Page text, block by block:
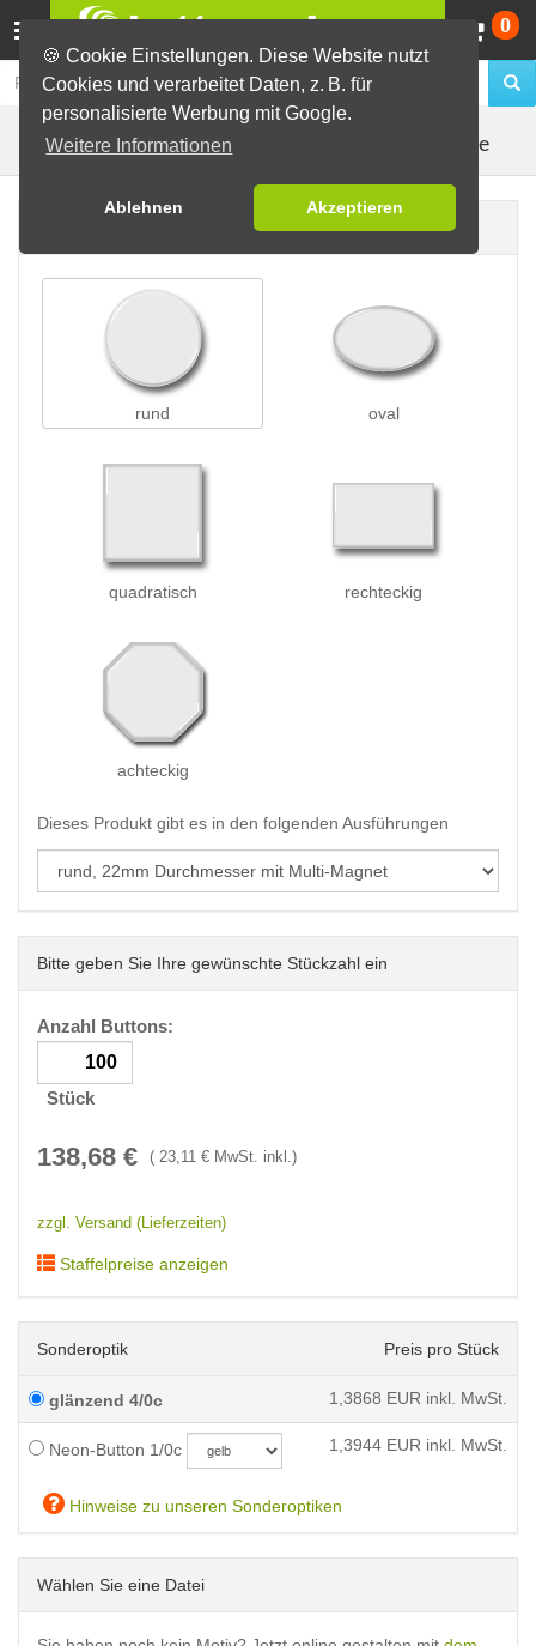
🍪 Cookie Einstellungen. Diese Website nutzt
Cookies und verarbeitet Daten, z. B. für
personalisierte Werbung mit Google.
Weitere Informationen
Ablehnen Akzeptieren
0
Buttons erstellen Magnetbuttons Kleidungsmagnete
rund oval
quadratisch rechteckig
achteckig
Dieses Produkt gibt es in den folgenden Ausführungen
Bitte geben Sie Ihre gewünschte Stückzahl ein
Anzahl Buttons:
Stück
138,68 € ( 23,11 € MwSt. inkl.)
zzgl. Versand (Lieferzeiten)
Staffelpreise anzeigen
Sonderoptik Preis pro Stück
glänzend 4/0c 1,3868 EUR inkl. MwSt.
Neon-Button 1/0c 1,3944 EUR inkl. MwSt.
Hinweise zu unseren Sonderoptiken
Wählen Sie eine Datei